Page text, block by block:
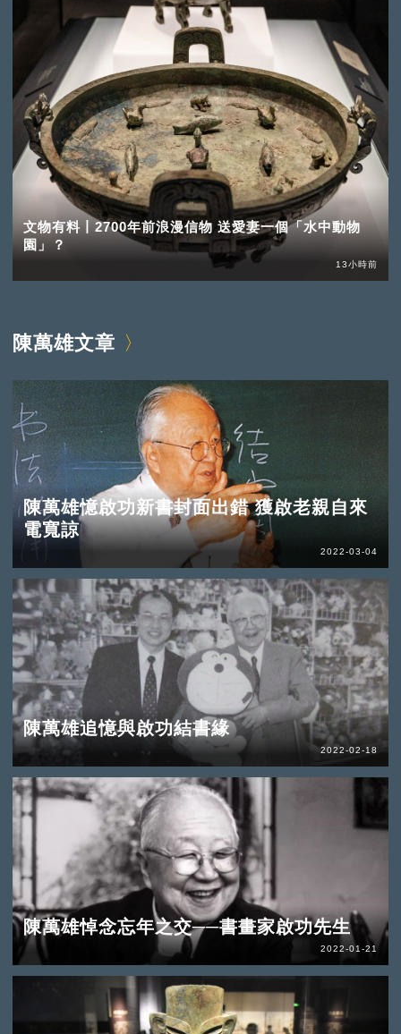
文物有料丨2700年前浪漫信物 送愛妻一個「水中動物
園」？
13小時前
陳萬雄文章
陳萬雄憶啟功新書封面出錯 獲啟老親自來
電寬諒
2022-03-04
陳萬雄追憶與啟功結書緣
2022-02-18
陳萬雄悼念忘年之交──書畫家啟功先生
2022-01-21